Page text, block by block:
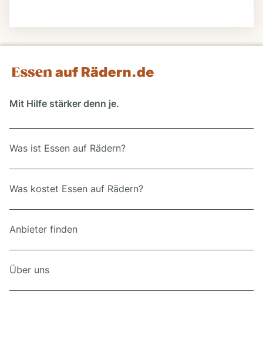
Mit Hilfe stärker denn je.
Was ist Essen auf Rädern?
Was kostet Essen auf Rädern?
Anbieter finden
Über uns